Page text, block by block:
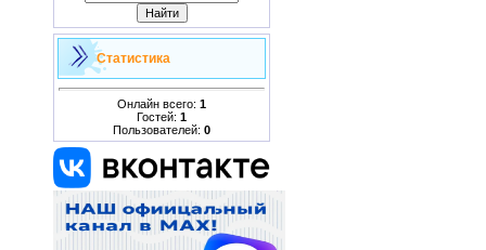
Статистика
Онлайн всего: 1
Гостей: 1
Пользователей: 0